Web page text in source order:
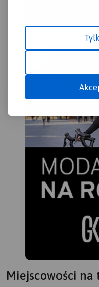
Miejscowości na